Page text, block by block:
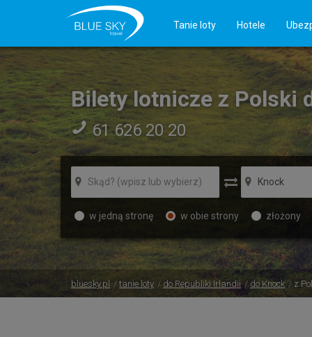
Tanie loty Hotele
Bilety lotnicze z Polski
61 626 20 20
w jedną stronę w obie strony złożony
bluesky.pl tanie loty do Republiki Irlandii do Knock z